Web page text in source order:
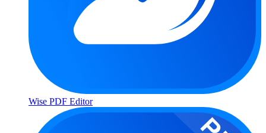
Wise PDF Editor